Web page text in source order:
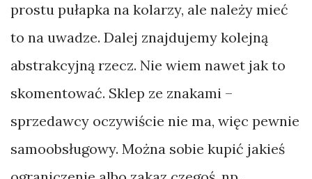
prostu pułapka na kolarzy, ale należy mieć
to na uwadze. Dalej znajdujemy kolejną
abstrakcyjną rzecz. Nie wiem nawet jak to
skomentować. Sklep ze znakami –
sprzedawcy oczywiście nie ma, więc pewnie
samoobsługowy. Można sobie kupić jakieś